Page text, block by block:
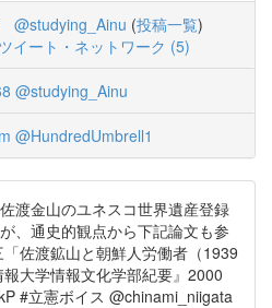
@studying_Ainu (投稿一覧)
イート・ネットワーク (5)
@studying_Ainu
@HundredUmbrell1
渡金山のユネスコ世界遺産登録
、通史的観点から下記論文も参
佐渡鉱山と朝鮮人労働者（1939
大学情報文化学部紀要』2000
#立憲ボイス @chinami_niigata